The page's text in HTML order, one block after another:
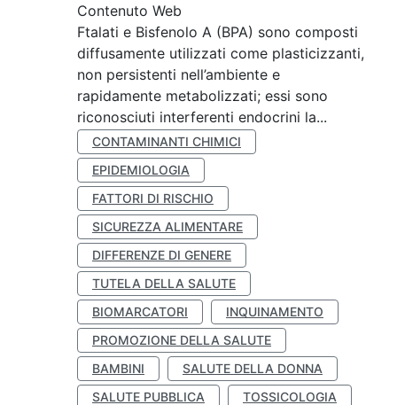
Contenuto Web
Ftalati e Bisfenolo A (BPA) sono composti
diffusamente utilizzati come plasticizzanti,
non persistenti nell’ambiente e
rapidamente metabolizzati; essi sono
riconosciuti interferenti endocrini la...
CONTAMINANTI CHIMICI
EPIDEMIOLOGIA
FATTORI DI RISCHIO
SICUREZZA ALIMENTARE
DIFFERENZE DI GENERE
TUTELA DELLA SALUTE
BIOMARCATORI
INQUINAMENTO
PROMOZIONE DELLA SALUTE
BAMBINI
SALUTE DELLA DONNA
SALUTE PUBBLICA
TOSSICOLOGIA